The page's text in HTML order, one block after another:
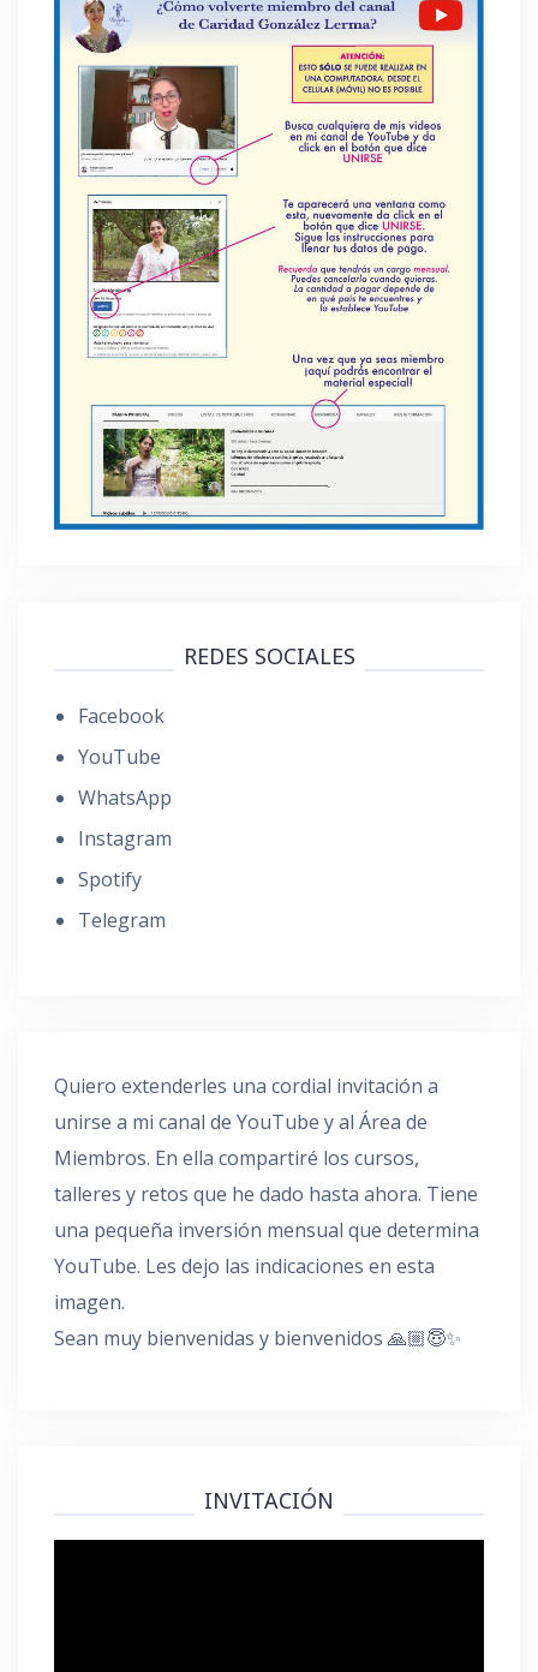
REDES SOCIALES
Facebook
YouTube
WhatsApp
Instagram
Spotify
Telegram
Quiero extenderles una cordial invitación a
unirse a mi canal de YouTube y al Área de
Miembros. En ella compartiré los cursos,
talleres y retos que he dado hasta ahora. Tiene
una pequeña inversión mensual que determina
YouTube. Les dejo las indicaciones en esta
imagen.
Sean muy bienvenidas y bienvenidos 🙏🏼😇✨
INVITACIÓN